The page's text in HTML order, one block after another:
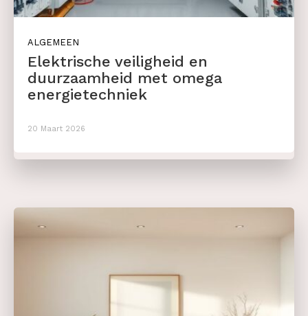
ALGEMEEN
Elektrische veiligheid en
duurzaamheid met omega
energietechniek
20 Maart 2026